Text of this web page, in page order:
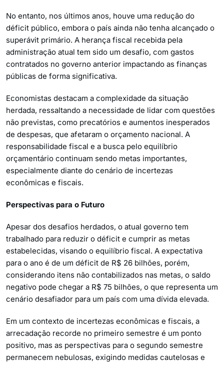
No entanto, nos últimos anos, houve uma redução do
déficit público, embora o país ainda não tenha alcançado o
superávit primário. A herança fiscal recebida pela
administração atual tem sido um desafio, com gastos
contratados no governo anterior impactando as finanças
públicas de forma significativa.
Economistas destacam a complexidade da situação
herdada, ressaltando a necessidade de lidar com questões
não previstas, como precatórios e aumentos inesperados
de despesas, que afetaram o orçamento nacional. A
responsabilidade fiscal e a busca pelo equilíbrio
orçamentário continuam sendo metas importantes,
especialmente diante do cenário de incertezas
econômicas e fiscais.
Perspectivas para o Futuro
Apesar dos desafios herdados, o atual governo tem
trabalhado para reduzir o déficit e cumprir as metas
estabelecidas, visando o equilíbrio fiscal. A expectativa
para o ano é de um déficit de R$ 26 bilhões, porém,
considerando itens não contabilizados nas metas, o saldo
negativo pode chegar a R$ 75 bilhões, o que representa um
cenário desafiador para um país com uma dívida elevada.
Em um contexto de incertezas econômicas e fiscais, a
arrecadação recorde no primeiro semestre é um ponto
positivo, mas as perspectivas para o segundo semestre
permanecem nebulosas, exigindo medidas cautelosas e